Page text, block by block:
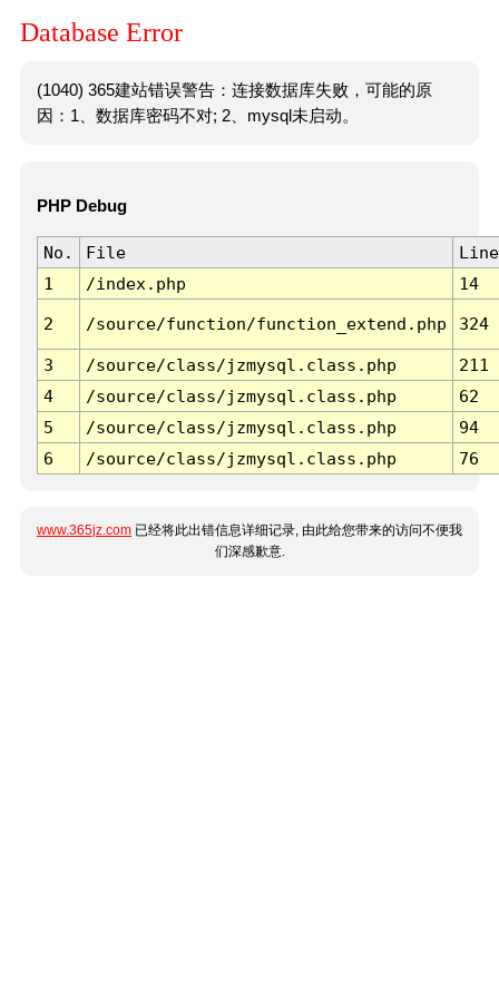
Database Error
(1040) 365建站错误警告：连接数据库失败，可能的原
因：1、数据库密码不对; 2、mysql未启动。
PHP Debug
No. File
Line
1
/index.php 14
2 /source/function/function_extend.php 324
3 /source/class/jzmysql.class.php
211
4
/source/class/jzmysql.class.php
62
5
/source/class/jzmysql.class.php
94
6
/source/class/jzmysql.class.php 76
www.365jz.com 已经将此出错信息详细记录, 由此给您带来的访问不便我
们深感歉意.